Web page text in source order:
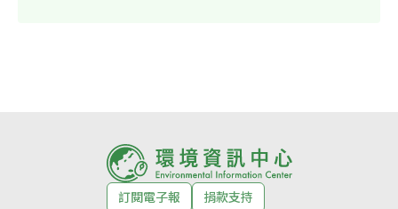
訂閱電子報 捐款支持